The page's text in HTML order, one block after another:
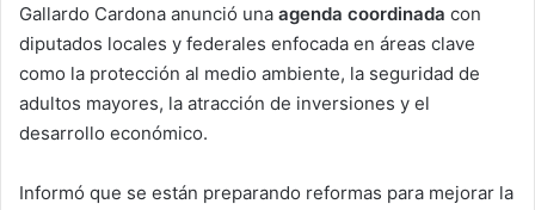
Gallardo Cardona anunció una agenda coordinada con
diputados locales y federales enfocada en áreas clave
como la protección al medio ambiente, la seguridad de
adultos mayores, la atracción de inversiones y el
desarrollo económico.
Informó que se están preparando reformas para mejorar la